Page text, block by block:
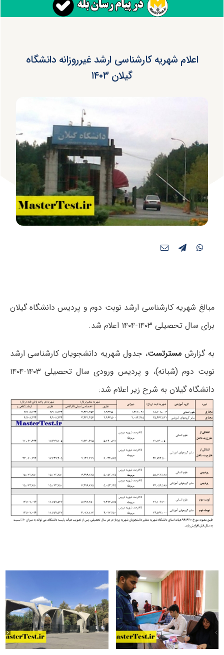
اعلام شهریه کارشناسی ارشد غیرروزانه دانشگاه
گیلان ۱۴۰۳
مبالغ شهریه کارشناسی ارشد نوبت دوم و پردیس دانشگاه گیلان
برای ﺳﺎل ﺗﺤﺼﯿﻠﯽ ۱۴۰۳-۱۴۰۴ اعلام شد.
به گزارش مسترتست، ﺟﺪول ﺷﻬﺮﯾﻪ داﻧﺸﺠﻮﯾﺎن کارشناسی ارشد
ﻧﻮﺑﺖ دوم (ﺷﺒﺎﻧﻪ)، و پردیس ورودی ﺳﺎل ﺗﺤﺼﯿﻠﯽ ۱۴۰۳-۱۴۰۴
دانشگاه گیلان به شرح زیر اعلام شد: